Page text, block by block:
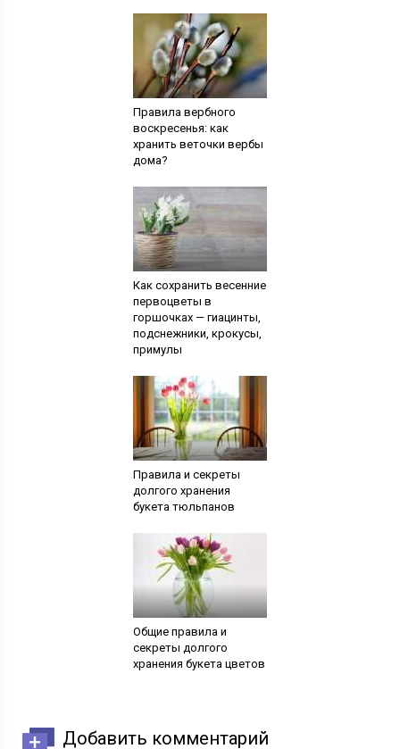
Правила вербного
воскресенья: как
хранить веточки вербы
дома?
Как сохранить весенние
первоцветы в
горшочках — гиацинты,
подснежники, крокусы,
примулы
Правила и секреты
долгого хранения
букета тюльпанов
Общие правила и
секреты долгого
хранения букета цветов
Добавить комментарий